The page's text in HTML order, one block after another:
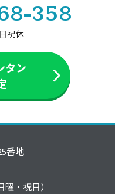
358
祝休
タン
番地
・祝日）